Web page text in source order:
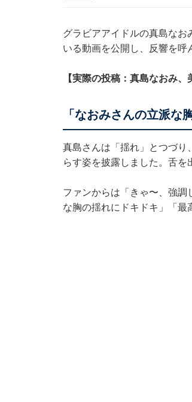
グラビアアイドルの真島なお
いる動画を公開し、反響を呼
【実際の投稿：真島なおみ、
「なおみさんの立派な
真島さんは「揺れ」とつづり
らす姿を披露しました。舌を
ファンからは「きゃ〜、強
な胸の揺れにドキドキ」「最